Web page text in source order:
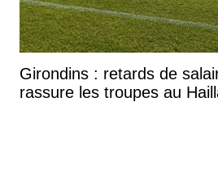
Girondins : retards de
rassure les troupes au